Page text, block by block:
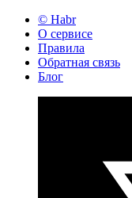
© Habr
О сервисе
Правила
Обратная связь
Блог